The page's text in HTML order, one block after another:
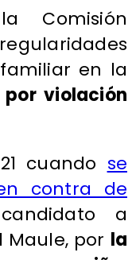
Comisión
en la
violación
cuando se
contra de
a
por la